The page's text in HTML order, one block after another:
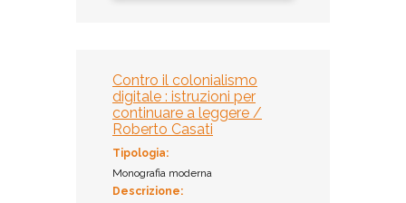
Contro il colonialismo
digitale : istruzioni per
continuare a leggere /
Roberto Casati
Tipologia:
Monografia moderna
Descrizione: